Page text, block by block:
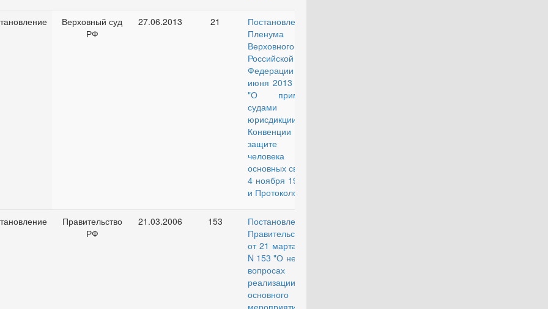
Верховный суд
РФ
27.06.2013 21
Постановление
Пленума
Верховного Суда
Российской
Федерации от 27
июня 2013 г. N 21
"О применении
судами общей
юрисдикции
Конвенции о
защите прав
человека и
основных свобод от
4 ноября 1950 года
и Протоколов к ней"
Правительство
РФ
21.03.2006 153
Постановление
Правительства РФ
от 21 марта 2006 г.
N 153 "О некоторых
вопросах
реализации
основного
мероприятия